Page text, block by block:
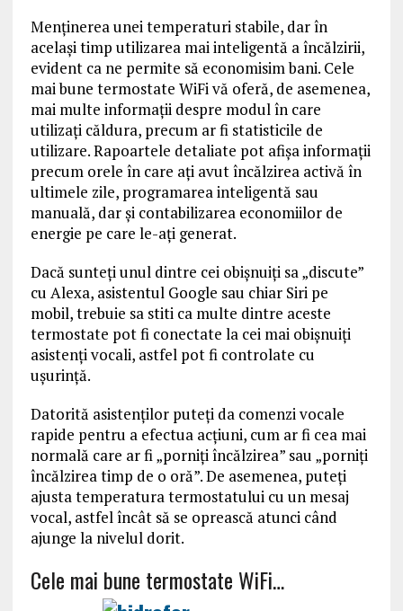
Menținerea unei temperaturi stabile, dar în
același timp utilizarea mai inteligentă a încălzirii,
evident ca ne permite să economisim bani. Cele
mai bune termostate WiFi vă oferă, de asemenea,
mai multe informații despre modul în care
utilizați căldura, precum ar fi statisticile de
utilizare. Rapoartele detaliate pot afișa informații
precum orele în care ați avut încălzirea activă în
ultimele zile, programarea inteligentă sau
manuală, dar și contabilizarea economiilor de
energie pe care le-ați generat.
Dacă sunteți unul dintre cei obișnuiți sa „discute”
cu Alexa, asistentul Google sau chiar Siri pe
mobil, trebuie sa stiti ca multe dintre aceste
termostate pot fi conectate la cei mai obișnuiți
asistenți vocali, astfel pot fi controlate cu
ușurință.
Datorită asistenților puteți da comenzi vocale
rapide pentru a efectua acțiuni, cum ar fi cea mai
normală care ar fi „porniți încălzirea” sau „porniți
încălzirea timp de o oră”. De asemenea, puteți
ajusta temperatura termostatului cu un mesaj
vocal, astfel încât să se oprească atunci când
ajunge la nivelul dorit.
Cele mai bune termostate WiFi…